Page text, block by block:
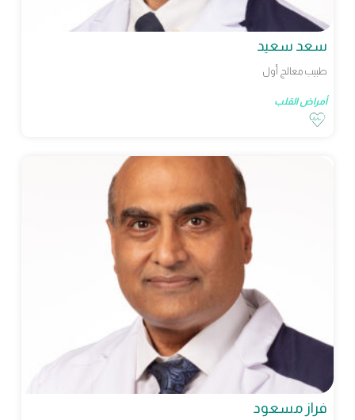
سعد سعيد
طبيب معالج أول
أمراض القلب
فراز مسعود